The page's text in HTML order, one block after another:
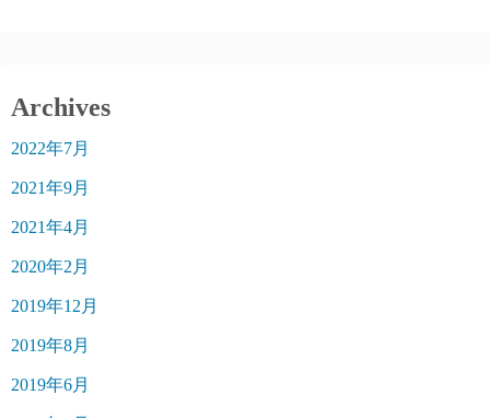
Archives
2022年7月
2021年9月
2021年4月
2020年2月
2019年12月
2019年8月
2019年6月